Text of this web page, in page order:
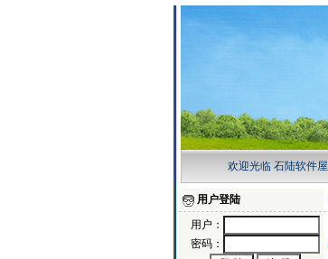
欢迎光临 石陆软件屋
用户登陆
用户：
密码：